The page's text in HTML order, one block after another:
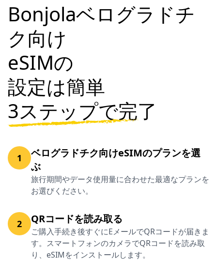
Bonjolaベログラドチ
ク向け
eSIMの
設定は簡単
3ステップで完了
1
ベログラドチク向けeSIMのプランを選
ぶ
旅行期間やデータ使用量に合わせた最適なプランを
お選びください。
2 QRコードを読み取る
ご購入手続き後すぐにEメールでQRコードが届きま
す。スマートフォンのカメラでQRコードを読み取
り、eSIMをインストールします。